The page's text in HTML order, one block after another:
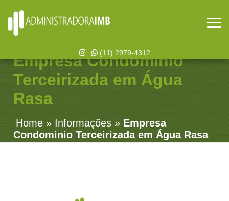
(11) 2979-4312
Empresa Condominio
Terceirizada em Água
Rasa
Home » Informações » Empresa
Condominio Terceirizada em Água Rasa